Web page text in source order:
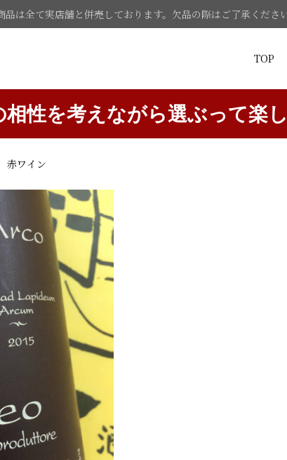
品は全て実店舗と併売しております。欠品の際はご了承ください
TOP
性を考えながら選ぶって楽し
ワイン